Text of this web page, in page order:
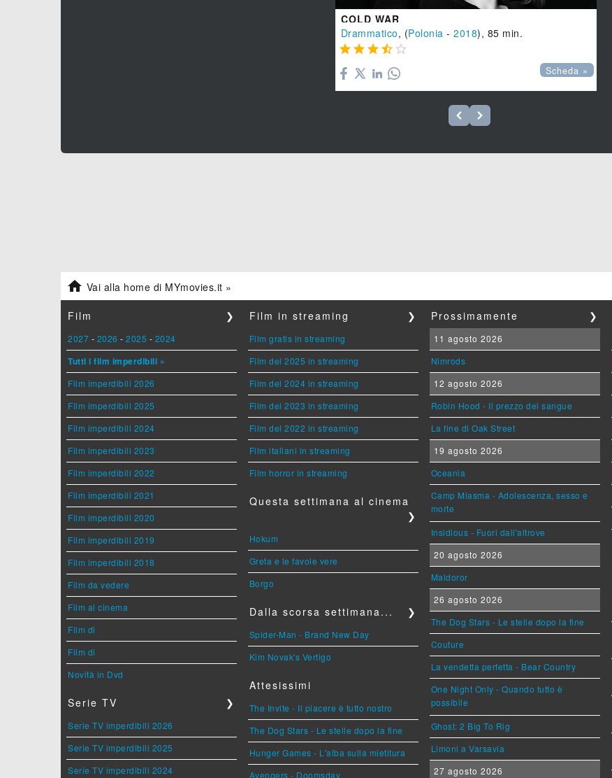
COLD WAR
Drammatico, (Polonia -2018), 85 min.
    
Scheda »
 Vai alla home di MYmovies.it »
Film ❯
2027 - 2026 - 2025 - 2024
Tutti i film imperdibili »
Film imperdibili 2026
Film imperdibili 2025
Film imperdibili 2024
Film imperdibili 2023
Film imperdibili 2022
Film imperdibili 2021
Film imperdibili 2020
Film imperdibili 2019
Film imperdibili 2018
Film da vedere
Film al cinema
Film di
Film di
Novità in Dvd
Serie TV ❯
Serie TV imperdibili 2026
Serie TV imperdibili 2025
Serie TV imperdibili 2024
Film in streaming ❯
Film gratis in streaming
Film del 2025 in streaming
Film del 2024 in streaming
Film del 2023 in streaming
Film del 2022 in streaming
Film italiani in streaming
Film horror in streaming
Questa settimana al cinema
❯
Hokum
Greta e le favole vere
Borgo
Dalla scorsa settimana... ❯
Spider-Man - Brand New Day
Kim Novak's Vertigo
Attesissimi
The Invite - Il piacere è tutto nostro
The Dog Stars - Le stelle dopo la fine
Hunger Games - L'alba sulla mietitura
Avengers - Doomsday
Prossimamente ❯
11 agosto 2026
Nimrods
12 agosto 2026
Robin Hood - Il prezzo del sangue
La fine di Oak Street
19 agosto 2026
Oceania
Camp Miasma - Adolescenza, sesso e
morte
Insidious - Fuori dall'altrove
20 agosto 2026
Maldoror
26 agosto 2026
The Dog Stars - Le stelle dopo la fine
Couture
La vendetta perfetta - Bear Country
One Night Only - Quando tutto è
possibile
Ghost: 2 Big To Rig
Limoni a Varsavia
27 agosto 2026